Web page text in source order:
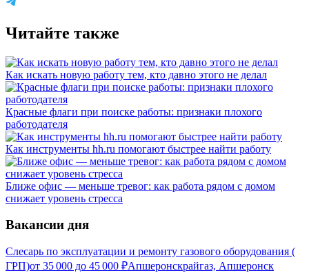
Читайте также
Как искать новую работу тем, кто давно этого не делал
Красные флаги при поиске работы: признаки плохого
работодателя
Как инструменты hh.ru помогают быстрее найти работу
Ближе офис — меньше тревог: как работа рядом с домом
снижает уровень стресса
Вакансии дня
Слесарь по эксплуатации и ремонту газового оборудования (
ГРП)от 35 000 до 45 000 ₽Апшеронскрайгаз, Апшеронск